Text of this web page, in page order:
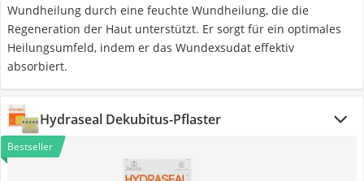
Wundheilung durch eine feuchte Wundheilung, die die
Regeneration der Haut unterstützt. Er sorgt für ein optimales
Heilungsumfeld, indem er das Wundexsudat effektiv
absorbiert.
Hydraseal Dekubitus-Pflaster
Bestseller